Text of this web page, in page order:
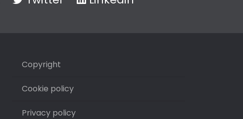
Copyright
Cookie policy
Privacy policy